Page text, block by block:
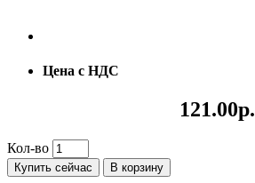
Цена с НДС
121.00р.
Кол-во
Купить сейчас В корзину